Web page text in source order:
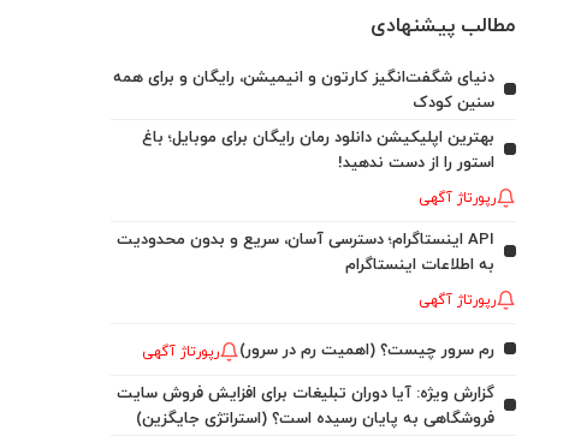
مطالب پیشنهادی
دنیای شگفت‌انگیز کارتون و انیمیشن، رایگان و برای همه
سنین کودک
بهترین اپلیکیشن دانلود رمان رایگان برای موبایل؛ باغ
استور را از دست ندهید!
رپورتاژ آگهی
API اینستاگرام؛ دسترسی آسان، سریع و بدون محدودیت
به اطلاعات اینستاگرام
رپورتاژ آگهی
رم سرور چیست؟ (اهمیت رم در سرور) رپورتاژ آگهی
گزارش ویژه: آیا دوران تبلیغات برای افزایش فروش سایت
فروشگاهی به پایان رسیده است؟ (استراتژی جایگزین)